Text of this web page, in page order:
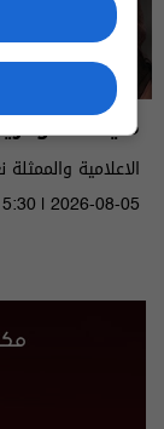
مايك
الاعلامية
| 2026-08-05